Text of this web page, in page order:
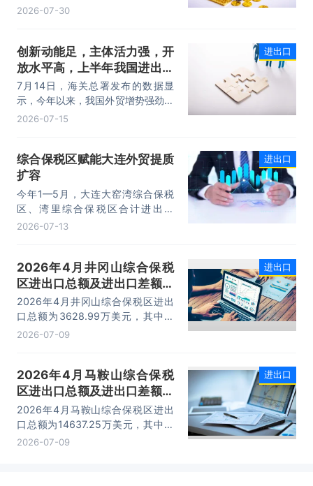
增长8.2%。其中，出口5740.1亿
进口规模均创历史同期新高，外贸运
行呈现“稳中有进，进中提质”的良好
态势。
2026-07-30
创新动能足，主体活力强，开
放水平高，上半年我国进出口
规模首次突破25万亿元
7月14日，海关总署发布的数据显
示，今年以来，我国外贸增势强劲、
走势稳健。据海关统计，今年上半
14.73万亿元，增长13.4%，进口
10.74万亿元，增长22.1%。
2026-07-15
进出口
综合保税区赋能大连外贸提质
扩容
今年1—5月，大连大窑湾综合保税
区、湾里综合保税区合计进出口
332.22亿元，同比增长21%，占大
台。
2026-07-13
进出口
2026年4月井冈山综合保税
区进出口总额及进出口差额统
计分析
2026年4月井冈山综合保税区进出
口总额为3628.99万美元，其中：
出口额为1562.95万美元，进口额为
2026-07-09
进出口
2026年4月马鞍山综合保税
区进出口总额及进出口差额统
计分析
2026年4月马鞍山综合保税区进出
口总额为14637.25万美元，其中：
出口额为14365.71万美元，进口额
2026-07-09
进出口